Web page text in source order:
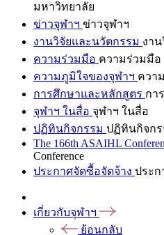
มหาวิทยาลัย
ข่าวจุฬาฯ ข่าวจุฬาฯ
งานวิจัยและนวัตกรรม งา
ความร่วมมือ ความร่วมมือ
ความภูมิใจของจุฬาฯ ควา
การศึกษาและหลักสูตร กา
จุฬาฯ ในสื่อ จุฬาฯ ในสื่อ
ปฏิทินกิจกรรม ปฏิทินกิจกร
The 166th ASAIHL
Conference
ประกาศจัดซื้อจัดจ้าง ประก
เกี่ยวกับจุฬาฯ
ย้อนกลับ